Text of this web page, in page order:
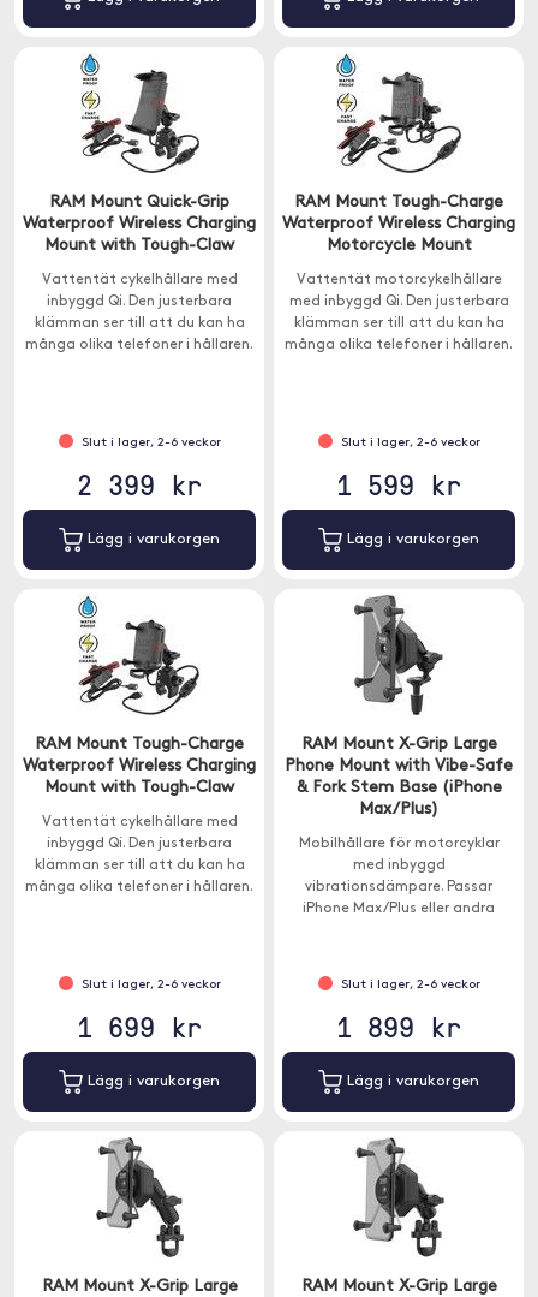
RAM Mount Quick-Grip
Waterproof Wireless Charging
Mount with Tough-Claw
Vattentät cykelhållare med
inbyggd Qi. Den justerbara
klämman ser till att du kan ha
många olika telefoner i hållaren.
Slut i lager, 2-6 veckor
2 399 kr
Lägg i varukorgen
RAM Mount Tough-Charge
Waterproof Wireless Charging
Motorcycle Mount
Vattentät motorcykelhållare
med inbyggd Qi. Den justerbara
klämman ser till att du kan ha
många olika telefoner i hållaren.
Slut i lager, 2-6 veckor
1 599 kr
Lägg i varukorgen
RAM Mount Tough-Charge
Waterproof Wireless Charging
Mount with Tough-Claw
Vattentät cykelhållare med
inbyggd Qi. Den justerbara
klämman ser till att du kan ha
många olika telefoner i hållaren.
Slut i lager, 2-6 veckor
1 699 kr
Lägg i varukorgen
RAM Mount X-Grip Large
Phone Mount with Vibe-Safe
& Fork Stem Base (iPhone
Max/Plus)
Mobilhållare för motorcyklar
med inbyggd
vibrationsdämpare. Passar
iPhone Max/Plus eller andra
Slut i lager, 2-6 veckor
1 899 kr
Lägg i varukorgen
RAM Mount X-Grip Large
RAM Mount X-Grip Large